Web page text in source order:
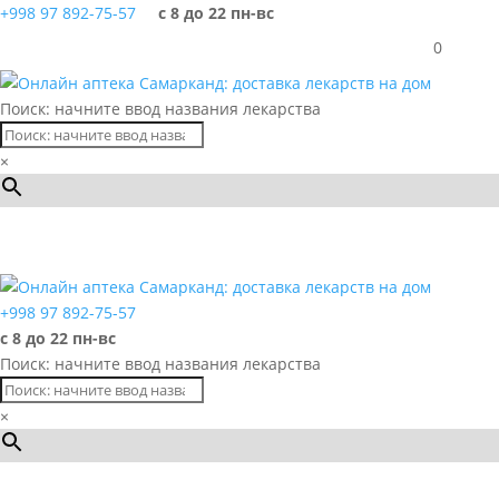
+998 97 892-75-57
с 8 до 22 пн-вс
0
Поиск: начните ввод названия лекарства
×
+998 97 892-75-57
с 8 до 22 пн-вс
Поиск: начните ввод названия лекарства
×